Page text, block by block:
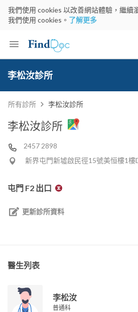
我們使用 cookies 以改善網站體驗，繼續
我們使用 cookies。 了解更多
Keyword
李松汝診所
所有診所 李松汝診所
李松汝診所
2457 2898
新界屯門新墟啟民徑15號美恒樓1樓
屯門 F2 出口
更新診所資料
醫生列表
李松汝
普通科